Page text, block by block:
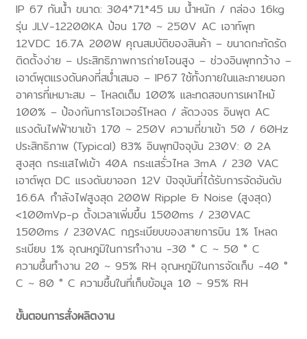
IP 67 กันน้ำ ขนาด: 304*71*45 มม น้ำหนัก / กล่อง 16kg
รุ่น JLV-12200KA ป้อน 170 ~ 250V AC เอาท์พุท
12VDC 16.7A 200W คุณสมบัติของสินค้า – ขนาดกะทัดรัด
ติดตั้งง่าย – ประสิทธิภาพการถ่ายโอนสูง – ช่วงอินพุทกว้าง –
เอาต์พุตแรงดันคงที่สม่ำเสมอ – IP67 ใช้ทั้งภายในและภายนอก
อาคารที่เหมาะสม – โหลดเต็ม 100% และทดสอบการเผาไหม้
100% – ป้องกันการโอเวอร์โหลด / ลัดวงจร อินพุต AC
แรงดันไฟฟ้าขาเข้า 170 ~ 250V ความถี่ขาเข้า 50 / 60Hz
ประสิทธิภาพ (Typical) 83% อินพุทปัจจุบัน 230V: 0 2A
สูงสุด กระแสไฟเข้า 40A กระแสรั่วไหล 3mA / 230 VAC
เอาต์พุต DC แรงดันขาออก 12V ปัจจุบันที่ได้รับการจัดอันดับ
16.6A กำลังไฟสูงสุด 200W Ripple & Noise (สูงสุด)
<100mVp-p ตั้งเวลาเพิ่มขึ้น 1500ms / 230VAC
1500ms / 230VAC กฎระเบียบของสายการบิน 1% โหลด
ระเบียบ 1% อุณหภูมิในการทำงาน -30 ° C ~ 50 ° C
ความชื้นทำงาน 20 ~ 95% RH อุณหภูมิในการจัดเก็บ -40 °
C ~ 80 ° C ความชื้นในที่เก็บข้อมูล 10 ~ 95% RH
ขั้นตอนการสั่งผลิตงาน